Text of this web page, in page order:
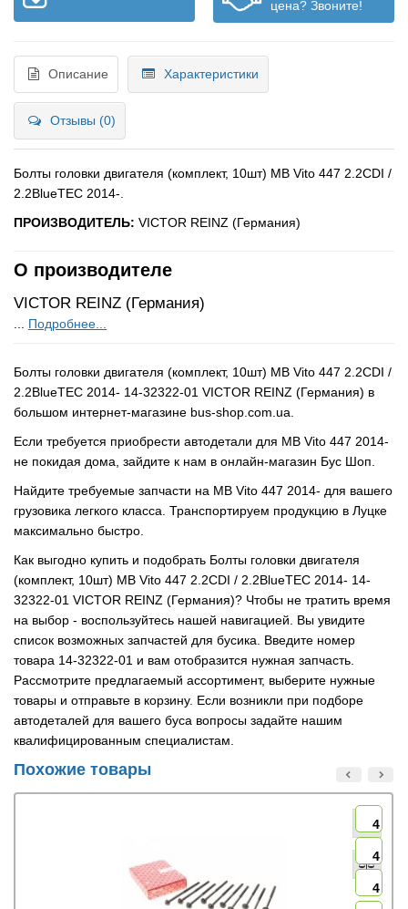
цена? Звоните!
Описание Характеристики
Отзывы (0)
Болты головки двигателя (комплект, 10шт) MB Vito 447 2.2CDI /
2.2BlueTEC 2014-.
ПРОИЗВОДИТЕЛЬ: VICTOR REINZ (Германия)
О производителе
VICTOR REINZ (Германия)
Подробнее...
Болты головки двигателя (комплект, 10шт) MB Vito 447 2.2CDI /
2.2BlueTEC 2014- 14-32322-01 VICTOR REINZ (Германия) в
большом интернет-магазине bus-shop.com.ua.
Если требуется приобрести автодетали для MB Vito 447 2014-
не покидая дома, зайдите к нам в онлайн-магазин Бус Шоп.
Найдите требуемые запчасти на MB Vito 447 2014- для вашего
грузовика легкого класса. Транспортируем продукцию в Луцке
максимально быстро.
Как выгодно купить и подобрать Болты головки двигателя
(комплект, 10шт) MB Vito 447 2.2CDI / 2.2BlueTEC 2014- 14-
32322-01 VICTOR REINZ (Германия)? Чтобы не тратить время
на выбор - воспользуйтесь нашей навигацией. Вы увидите
список возможных запчастей для бусика. Введите номер
товара 14-32322-01 и вам отобразится нужная запчасть.
Рассмотрите предлагаемый ассортимент, выберите нужные
товары и отправьте в корзину. Если возникли при подборе
автодеталей для вашего буса вопросы задайте нашим
квалифицированным специалистам.
Похожие товары
4
4
4